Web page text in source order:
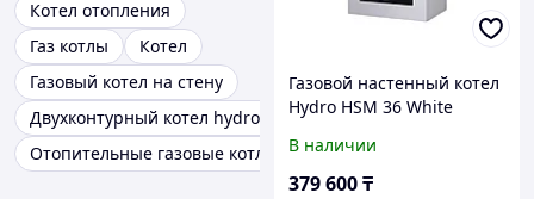
Котел отопления
Газ котлы
Котел
Газовый котел на стену
Двухконтурный котел hydrosta
Отопительные газовые котлы для частного дома
Газовой настенный котел
Hydro HSM 36 White
В наличии
379 600₸